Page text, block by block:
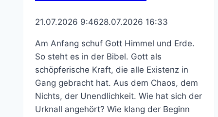
21.07.2026 9:4628.07.2026 16:33
Am Anfang schuf Gott Himmel und Erde.
So steht es in der Bibel. Gott als
schöpferische Kraft, die alle Existenz in
Gang gebracht hat. Aus dem Chaos, dem
Nichts, der Unendlichkeit. Wie hat sich der
Urknall angehört? Wie klang der Beginn